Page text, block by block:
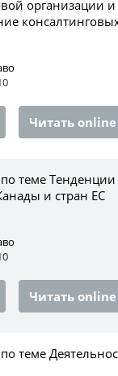
организации и
Читать online
теме
и стран ЕС
Читать online
теме